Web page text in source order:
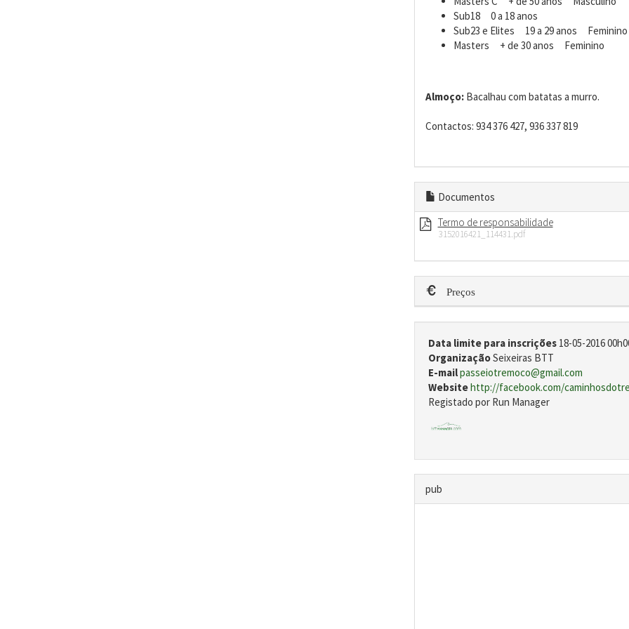
Sub18 0 a 18 anos
Sub23 e Elites 19 a 29 anos
Masters + de 30 anos Feminino
Almoço:Bacalhau com batatas a murro.
Contactos: 934 376 427, 936 337 819
Documentos
Termo de responsabilidade
3152016421_114431.pdf
Preços
Data limite para inscrições 18-05-2016
OrganizaçãoSeixeiras BTT
E-mailpasseiotremoco@gmail.com
Websitehttp://facebook.com/
Registado por Run Manager
pub